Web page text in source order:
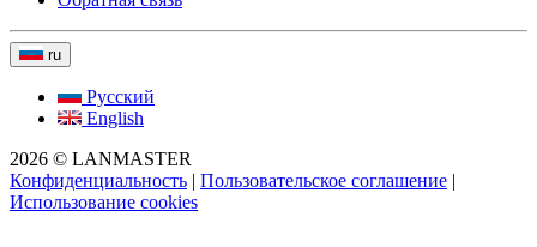
ru
Русский
English
2026 © LANMASTER
Конфиденциальность | Пользовательское соглашение |
Использование cookies